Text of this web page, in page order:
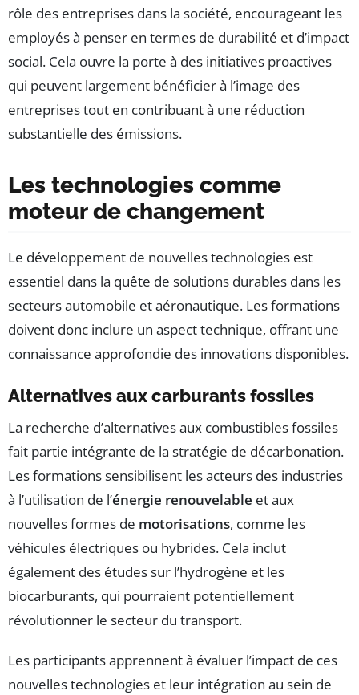
rôle des entreprises dans la société, encourageant les
employés à penser en termes de durabilité et d’impact
social. Cela ouvre la porte à des initiatives proactives
qui peuvent largement bénéficier à l’image des
entreprises tout en contribuant à une réduction
substantielle des émissions.
Les technologies comme
moteur de changement
Le développement de nouvelles technologies est
essentiel dans la quête de solutions durables dans les
secteurs automobile et aéronautique. Les formations
doivent donc inclure un aspect technique, offrant une
connaissance approfondie des innovations disponibles.
Alternatives aux carburants fossiles
La recherche d’alternatives aux combustibles fossiles
fait partie intégrante de la stratégie de décarbonation.
Les formations sensibilisent les acteurs des industries
à l’utilisation de l’énergie renouvelable et aux
nouvelles formes de motorisations, comme les
véhicules électriques ou hybrides. Cela inclut
également des études sur l’hydrogène et les
biocarburants, qui pourraient potentiellement
révolutionner le secteur du transport.
Les participants apprennent à évaluer l’impact de ces
nouvelles technologies et leur intégration au sein de